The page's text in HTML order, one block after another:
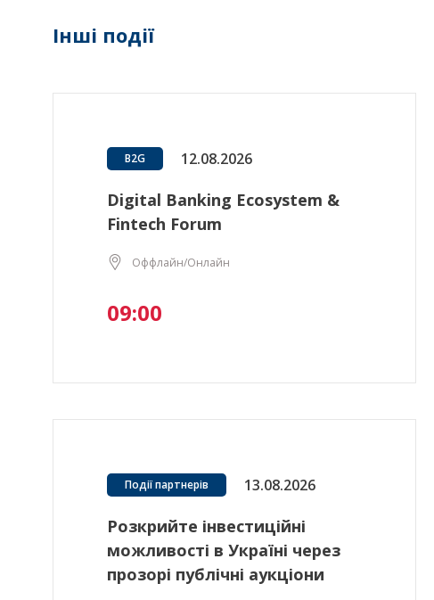
Інші події
B2G 12.08.2026
Digital Banking Ecosystem &
Fintech Forum
Оффлайн/Онлайн
09:00
Події партнерів 13.08.2026
Розкрийте інвестиційні
можливості в Україні через
прозорі публічні аукціони